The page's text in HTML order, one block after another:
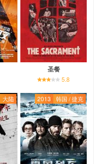
圣餐
5.8
大陆 2013 韩国 / 捷克